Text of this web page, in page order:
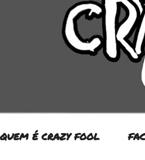
QUEM É CRAZY FOOL